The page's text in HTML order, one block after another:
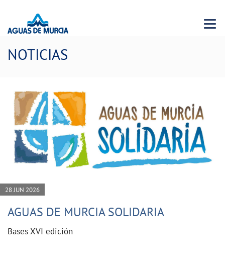
Menu
NOTICIAS
28 JUN 2026
AGUAS DE MURCIA SOLIDARIA
Bases XVI edición